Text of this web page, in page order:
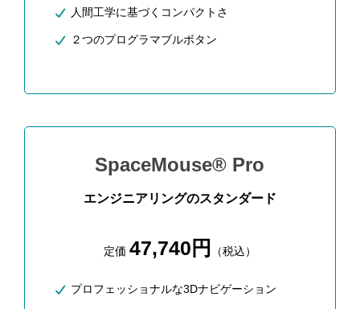
人間工学に基づくコンパクトさ
２つのプログラマブルボタン
SpaceMouse® Pro
エンジニアリングのスタンダード
定価 47,740円 （税込）
プロフェッショナルな3Dナビゲーション